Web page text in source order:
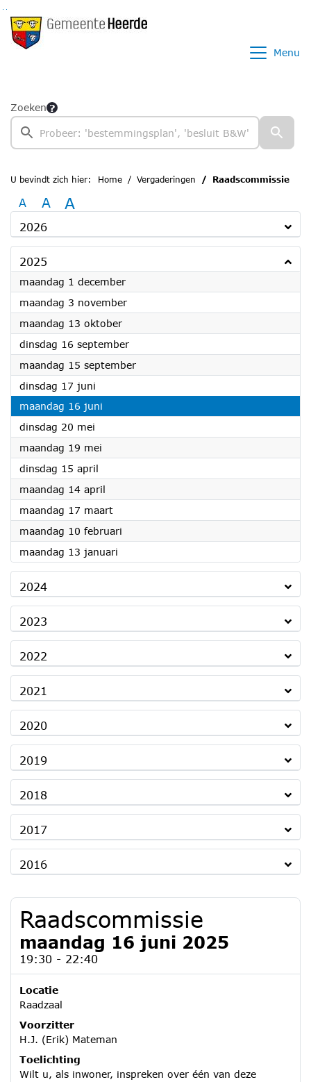
Ga naar de inhoud van deze pagina
Ga naar het zoeken
Ga naar het menu
Menu
Zoeken
U bevindt zich hier: Home Vergaderingen Raadscommissie
A A A
2026
2025
maandag 1 december2025
maandag 3 november2025
maandag 13 oktober2025
dinsdag 16 september2025
maandag 15 september2025
dinsdag 17 juni
maandag 16 juni
dinsdag 20 mei
maandag 19 mei
dinsdag 15 april
maandag 14 april
maandag 17 maart2025
maandag 10 februari
maandag 13 januari
2024
2023
2022
2021
2020
2019
2018
2017
2016
Raadscommissie
maandag 16 juni 2025
19:30 - 22:40
Locatie
Raadzaal
Voorzitter
H.J. (Erik) Mateman
Toelichting
Wilt u, als inwoner, inspreken over één van deze